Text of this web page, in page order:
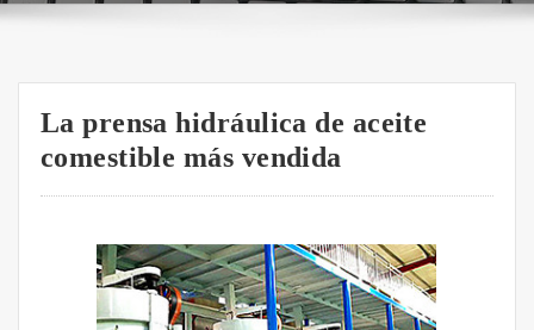
La prensa hidráulica de aceite
comestible más vendida